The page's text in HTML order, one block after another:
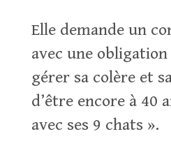
Elle demande un
avec une
gérer sa colère et
d’être encore à 40
avec ses 9 chats ».